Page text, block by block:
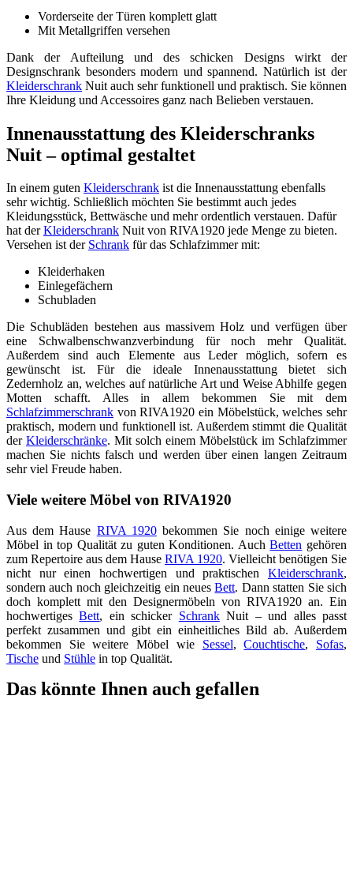
Vorderseite der Türen komplett glatt
Mit Metallgriffen versehen
Dank der Aufteilung und des schicken Designs wirkt der
Designschrank besonders modern und spannend. Natürlich ist der
Kleiderschrank Nuit auch sehr funktionell und praktisch. Sie können
Ihre Kleidung und Accessoires ganz nach Belieben verstauen.
Innenausstattung des Kleiderschranks
Nuit – optimal gestaltet
In einem guten Kleiderschrank ist die Innenausstattung ebenfalls
sehr wichtig. Schließlich möchten Sie bestimmt auch jedes
Kleidungsstück, Bettwäsche und mehr ordentlich verstauen. Dafür
hat derKleiderschrank Nuit von RIVA1920 jede Menge zu bieten.
Versehen ist der Schrank für das Schlafzimmer mit:
Kleiderhaken
Einlegefächern
Schubladen
Die Schubläden bestehen aus massivem Holz und verfügen über
eine Schwalbenschwanzverbindung für noch mehr Qualität.
Außerdem sind auch Elemente aus Leder möglich, sofern es
gewünscht ist. Für die ideale Innenausstattung bietet sich
Zedernholz an, welches auf natürliche Art und Weise Abhilfe gegen
Motten schafft. Alles in allem bekommen Sie mit dem
Schlafzimmerschrank von RIVA1920 ein Möbelstück, welches sehr
praktisch, modern und funktionell ist. Außerdem stimmt die Qualität
der Kleiderschränke. Mit solch einem Möbelstück im Schlafzimmer
machen Sie nichts falsch und werden über einen langen Zeitraum
sehr viel Freude haben.
Viele weitere Möbel von RIVA1920
Aus dem Hause RIVA 1920bekommen Sie noch einige weitere
Möbel in top Qualität zu guten Konditionen. AuchBetten gehören
zum Repertoire aus dem Hause RIVA 1920. Vielleicht benötigen Sie
nicht nur einen hochwertigen und praktischen Kleiderschrank,
sondern auch noch gleichzeitig ein neuesBett. Dann statten Sie sich
doch komplett mit den Designermöbeln von RIVA1920 an. Ein
hochwertigesBett, ein schicker SchrankNuit – und alles passt
perfekt zusammen und gibt ein einheitliches Bild ab. Außerdem
bekommen Sie weitere Möbel wie Sessel,Couchtische, Sofas,
Tische und Stühle in top Qualität.
Das könnte Ihnen auch gefallen